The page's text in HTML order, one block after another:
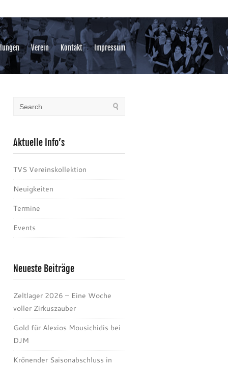
Verein Kontakt Impressum
Aktuelle Info’s
TVS Vereinskollektion
Neuigkeiten
Termine
Events
Neueste Beiträge
Zeltlager 2026 – Eine Woche
voller Zirkuszauber
Gold für Alexios Mousichidis bei
DJM
Krönender Saisonabschluss in